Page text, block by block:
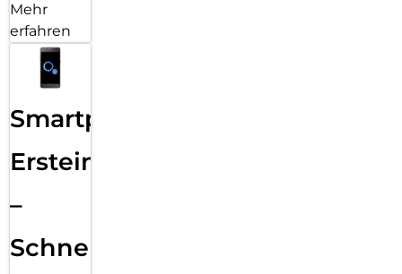
Mehr
erfahren
Smartphone
Ersteinrichtung
–
Schnelle